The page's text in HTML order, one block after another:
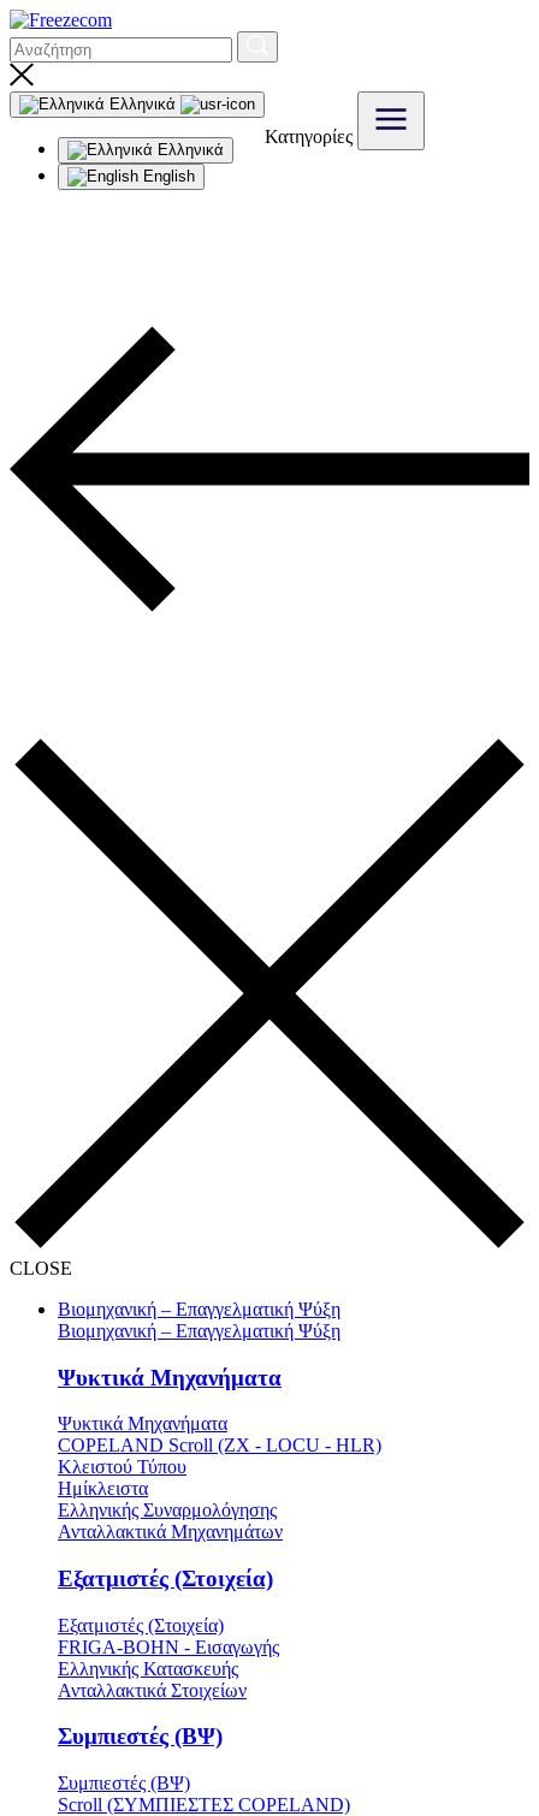
Ελληνικά
Ελληνικά
English
Κατηγορίες
CLOSE
Βιομηχανική – Επαγγελματική Ψύξη
Βιομηχανική – Επαγγελματική Ψύξη
Ψυκτικά Μηχανήματα
Ψυκτικά Μηχανήματα
COPELAND Scroll (ZX - LOCU - HLR)
Κλειστού Τύπου
Ημίκλειστα
Ελληνικής Συναρμολόγησης
Ανταλλακτικά Μηχανημάτων
Εξατμιστές (Στοιχεία)
Εξατμιστές (Στοιχεία)
FRIGA-BOHN - Εισαγωγής
Ελληνικής Κατασκευής
Ανταλλακτικά Στοιχείων
Συμπιεστές (ΒΨ)
Συμπιεστές (ΒΨ)
Scroll (ΣΥΜΠΙΕΣΤΕΣ COPELAND)